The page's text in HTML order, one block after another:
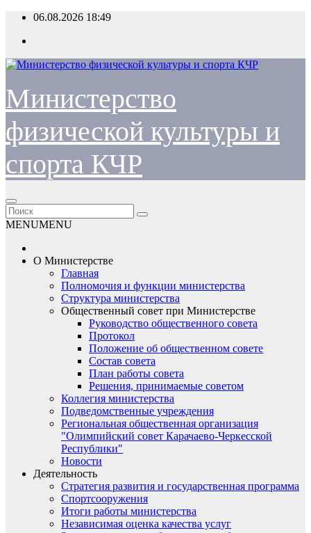
Перейти
содержимому
06.08.2026 18:49
Министерство
физической культуры и
спорта КЧР
MENUMENU
О Министерстве
Главная
Полномочия и функции министерства
Структура министерства
Общественный совет при Министерстве
Руководство общественного совета
Протокол
Положение об общественном совете
Состав совета
План работы совета
Решения, принимаемые советом
Коллегия министерства
Подведомственные учреждения
Региональная общественная организация
"Олимпийский совет Карачаево-Черкесской
Республики"
Новости
Деятельность
Стратегия развития и государственная программа
Спортсооружения
Итоги работы министерства
Независимая оценка качества услуг